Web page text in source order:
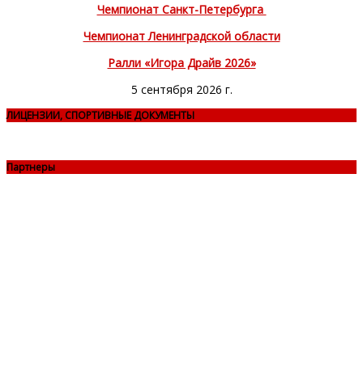
Чемпионат Санкт-Петербурга
Чемпионат Ленинградской области
Ралли «Игора Драйв 2026»
5 сентября 2026 г.
ЛИЦЕНЗИИ, СПОРТИВНЫЕ ДОКУМЕНТЫ
Партнеры